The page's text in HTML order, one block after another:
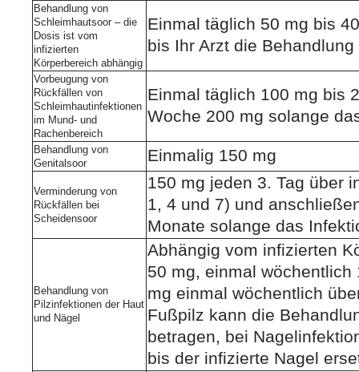
Behandlung von
Schleimhautsoor – die
Dosis ist vom
infizierten
Körperbereich abhängig
Einmal täglich 50 mg bis
bis Ihr Arzt die
Vorbeugung von
Rückfällen von
Schleimhautinfektionen
im Mund- und
Rachenbereich
Einmal täglich 100 mg bis
Woche 200 mg solange
Behandlung von
Genitalsoor
Einmalig 150 mg
Verminderung von
Rückfällen bei
Scheidensoor
150 mg jeden 3. Tag über
1, 4 und 7) und
Monate solange das
Behandlung von
Pilzinfektionen der Haut
und Nägel
Abhängig vom infizierten
50 mg, einmal
mg einmal wöchentlich
Fußpilz kann die
betragen, bei
bis der infizierte Nagel